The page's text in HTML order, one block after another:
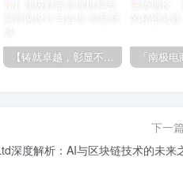
【铸就卓越，彰显不凡】顶级财富管理机构专属官网设计与咨询
下一篇
深度解析：AI与区块链技术的未来